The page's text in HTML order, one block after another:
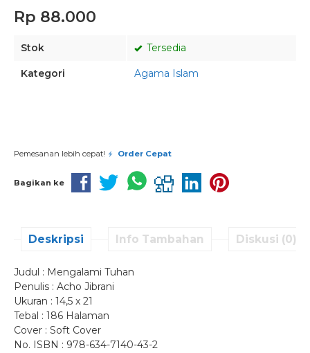
Rp 88.000
Stok Tersedia
Kategori Agama Islam
Pemesanan lebih cepat! Order Cepat
Bagikan ke
Deskripsi Info Tambahan Diskusi (0)
Judul : Mengalami Tuhan
Penulis : Acho Jibrani
Ukuran : 14,5 x 21
Tebal : 186 Halaman
Cover : Soft Cover
No. ISBN : 978-634-7140-43-2